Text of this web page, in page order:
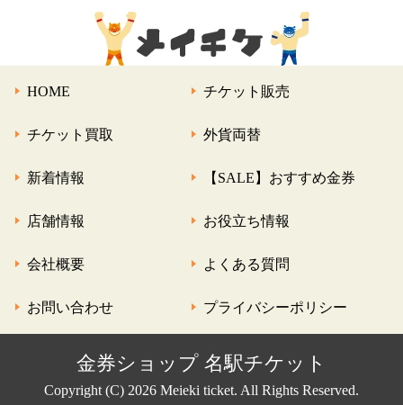
HOME チケット販売
チケット買取 外貨両替
新着情報 【SALE】おすすめ金券
店舗情報 お役立ち情報
会社概要 よくある質問
お問い合わせ プライバシーポリシー
金券ショップ 名駅チケット
Copyright (C) 2026 Meieki ticket. All Rights Reserved.